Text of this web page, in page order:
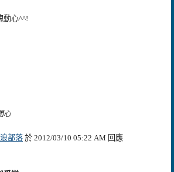
動心^^!
心
部落 於 2012/03/10 05:22 AM 回應